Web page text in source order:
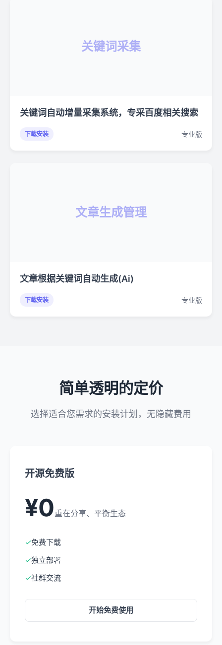
关键词采集
关键词自动增量采集系统，专采百度相关搜索
下载安装 专业版
文章生成管理
文章根据关键词自动生成(Ai)
下载安装 专业版
简单透明的定价
选择适合您需求的安装计划，无隐藏费用
开源免费版
¥0重在分享、平衡生态
✓免费下载
✓独立部署
✓社群交流
开始免费使用